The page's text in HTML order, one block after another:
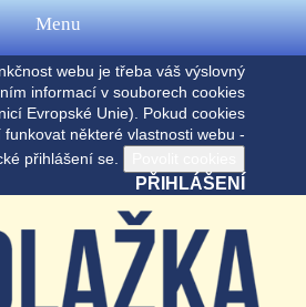
webu je třeba váš výslovný
informací v souborech cookies
Evropské Unie). Pokud cookies
některé vlastnosti webu -
přihlášení se.
PŘIHLÁŠENÍ